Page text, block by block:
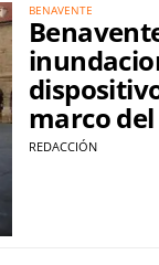
BENAVENTE
marco
REDACCIÓN